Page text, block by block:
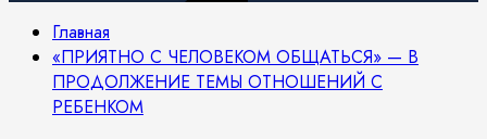
Главная
«ПРИЯТНО С ЧЕЛОВЕКОМ ОБЩАТЬСЯ» — В
ПРОДОЛЖЕНИЕ ТЕМЫ ОТНОШЕНИЙ С
РЕБЕНКОМ